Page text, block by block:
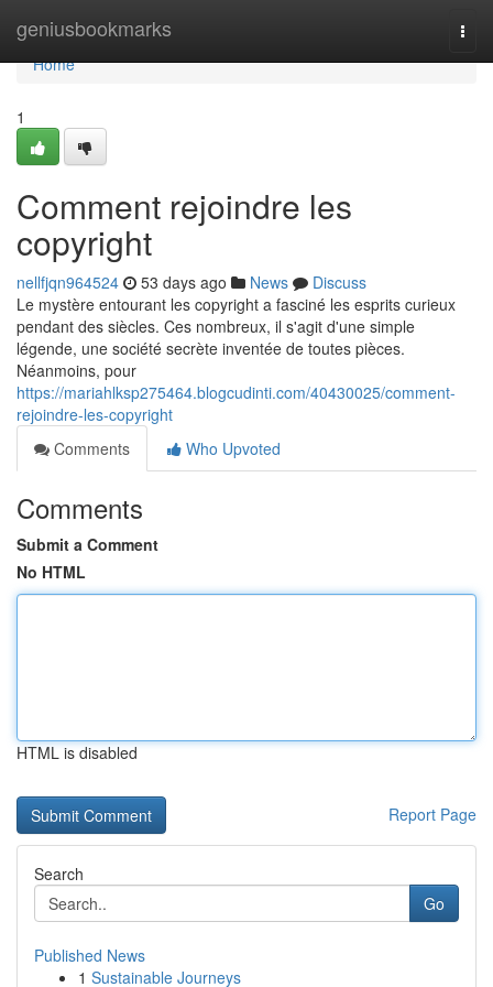
geniusbookmarks
Home
Home
1
Comment rejoindre les
copyright
nellfjqn964524 53 days ago News
Discuss
Le mystère entourant les copyright a fasciné les esprits curieux
pendant des siècles. Ces nombreux, il s'agit d'une simple
légende, une société secrète inventée de toutes pièces.
Néanmoins, pour
https://mariahlksp275464.blogcudinti.com/40430025/comment-
rejoindre-les-copyright
Comments
Who Upvoted
Comments
Submit a Comment
No HTML
HTML is disabled
Report Page
Search
Go
Published News
1 Sustainable Journeys